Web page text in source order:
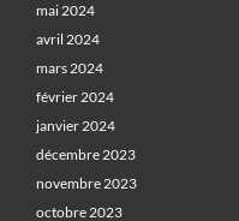
mai 2024
avril 2024
mars 2024
février 2024
janvier 2024
décembre 2023
novembre 2023
octobre 2023